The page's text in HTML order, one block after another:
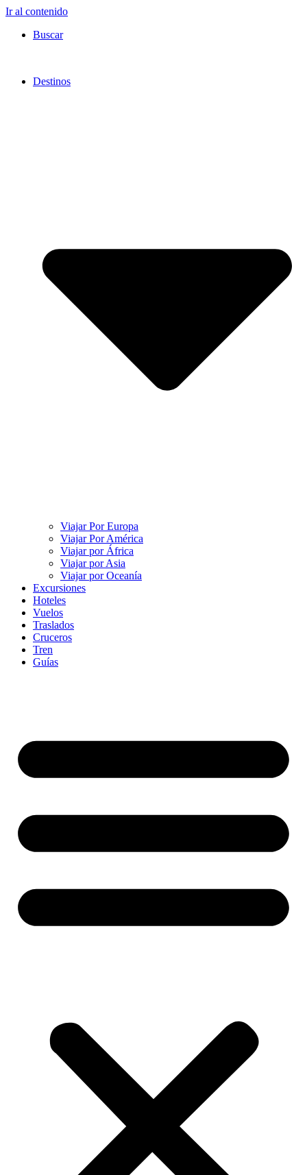
Ir al contenido
Buscar
Destinos
Viajar Por Europa
Viajar Por América
Viajar por África
Viajar por Asia
Viajar por Oceanía
Excursiones
Hoteles
Vuelos
Traslados
Cruceros
Tren
Guías